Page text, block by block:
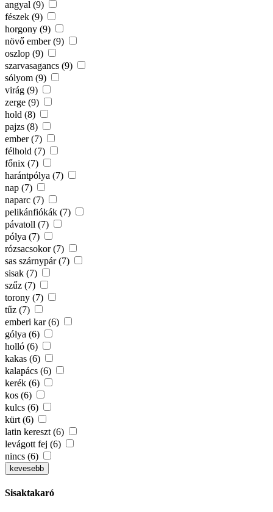
angyal (9)
fészek (9)
horgony (9)
növő ember (9)
oszlop (9)
szarvasagancs (9)
sólyom (9)
virág (9)
zerge (9)
hold (8)
pajzs (8)
ember (7)
félhold (7)
főnix (7)
harántpólya (7)
nap (7)
naparc (7)
pelikánfiókák (7)
pávatoll (7)
pólya (7)
rózsacsokor (7)
sas szárnypár (7)
sisak (7)
szűz (7)
torony (7)
tűz (7)
emberi kar (6)
gólya (6)
holló (6)
kakas (6)
kalapács (6)
kerék (6)
kos (6)
kulcs (6)
kürt (6)
latin kereszt (6)
levágott fej (6)
nincs (6)
kevesebb
Sisaktakaró